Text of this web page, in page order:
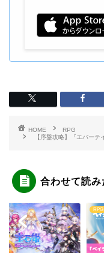
HOME
RPG
【序盤攻略】『エバー
合わせて読み
RPG